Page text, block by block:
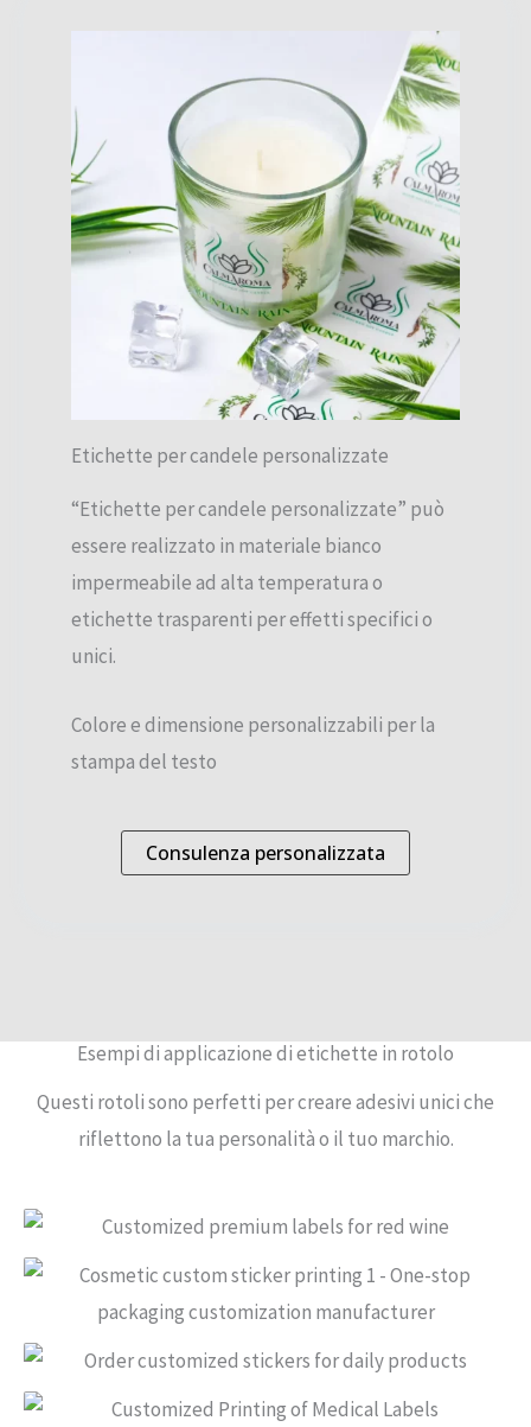
Etichette per candele personalizzate
“Etichette per candele personalizzate” può
essere realizzato in materiale bianco
impermeabile ad alta temperatura o
etichette trasparenti per effetti specifici o
unici.
Colore e dimensione personalizzabili per la
stampa del testo
Consulenza personalizzata
Esempi di applicazione di etichette in rotolo
Questi rotoli sono perfetti per creare adesivi unici che
riflettono la tua personalità o il tuo marchio.